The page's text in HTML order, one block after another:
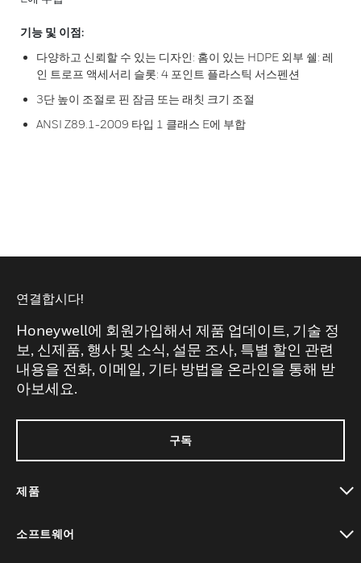
기능 및 이점:
다양하고 신뢰할 수 있는 디자인: 홈이 있는 HDPE 외부 쉘: 레
인 트로프 액세서리 슬롯: 4 포인트 플라스틱 서스펜션
3단 높이 조절로 핀 잠금 또는 래칫 크기 조절
ANSI Z89.1-2009 타입 1 클래스 E에 부합
연결합시다!
Honeywell에 회원가입해서 제품 업데이트, 기술 정
보, 신제품, 행사 및 소식, 설문 조사, 특별 할인 관련
내용을 전화, 이메일, 기타 방법을 온라인을 통해 받
아보세요.
구독
제품
소프트웨어